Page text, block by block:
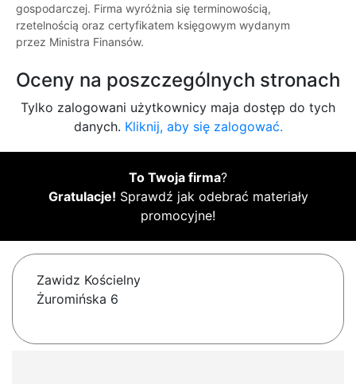
gospodarczej. Firma wyróżnia się terminowością,
rzetelnością oraz certyfikatem księgowym wydanym
przez Ministra Finansów.
Oceny na poszczególnych stronach
Tylko zalogowani użytkownicy maja dostęp do tych
danych. Kliknij, aby się zalogować.
To Twoja firma?
Gratulacje! Sprawdź jak odebrać materiały
promocyjne!
Zawidz Kościelny
Żuromińska 6